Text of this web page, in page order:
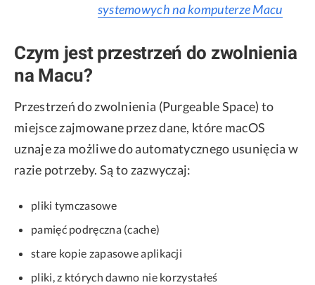
systemowych na komputerze Macu
Czym jest przestrzeń do zwolnienia
na Macu?
Przestrzeń do zwolnienia (Purgeable Space) to
miejsce zajmowane przez dane, które macOS
uznaje za możliwe do automatycznego usunięcia w
razie potrzeby. Są to zazwyczaj:
pliki tymczasowe
pamięć podręczna (cache)
stare kopie zapasowe aplikacji
pliki, z których dawno nie korzystałeś